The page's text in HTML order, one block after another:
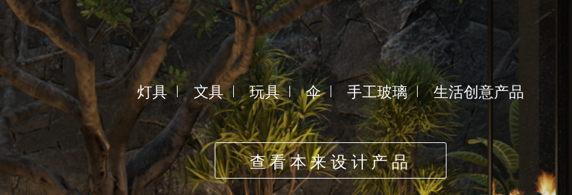
灯具 文具 玩具 伞 手工玻璃 生活创意产品
查看本来设计产品